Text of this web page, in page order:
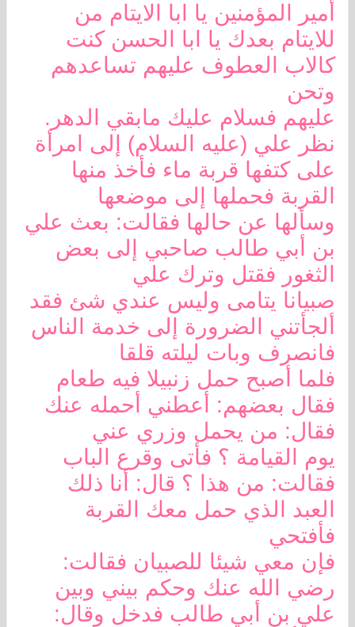
أمير المؤمنين يا ابا الايتام من
للايتام بعدك يا ابا الحسن كنت
كالاب العطوف عليهم تساعدهم
وتحن
عليهم فسلام عليك مابقي الدهر.
نظر علي (عليه السلام) إلى امرأة
على كتفها قربة ماء فأخذ منها
القربة فحملها إلى موضعها
وسألها عن حالها فقالت: بعث علي
بن أبي طالب صاحبي إلى بعض
الثغور فقتل وترك علي
صبيانا يتامى وليس عندي شئ فقد
ألجأتني الضرورة إلى خدمة الناس
فانصرف وبات ليلته قلقا
فلما أصبح حمل زنبيلا فيه طعام
فقال بعضهم: أعطني أحمله عنك
فقال: من يحمل وزري عني
يوم القيامة ؟ فأتى وقرع الباب
فقالت: من هذا ؟ قال: أنا ذلك
العبد الذي حمل معك القربة
فأفتحي
فإن معي شيئا للصبيان فقالت:
رضي الله عنك وحكم بيني وبين
علي بن أبي طالب فدخل وقال: